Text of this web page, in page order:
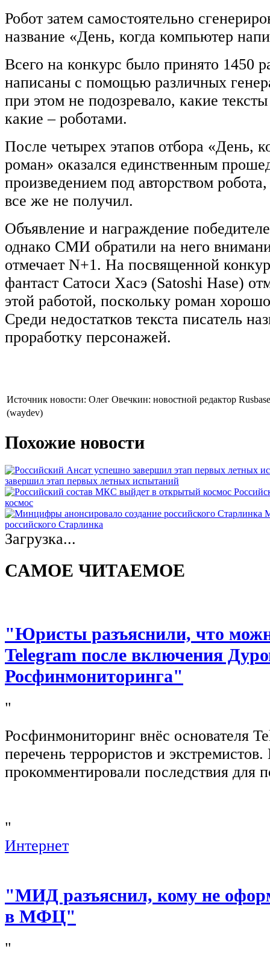
Робот затем самостоятельно
название «День, когда компьютер
Всего на конкурс было принято 1450
написаны с помощью различных
при этом не подозревало, какие
какие – роботами.
После четырех этапов отбора «День,
роман» оказался единственным
произведением под авторством
все же не получил.
Объявление и награждение
однако СМИ обратили на него
отмечает N+1. На посвященной
фантаст Сатоси Хасэ (Satoshi Hase)
этой работой, поскольку роман
Среди недостатков текста писатель
проработку персонажей.
Источник новости: Олег Овечкин: новостной редактор Rusbase
(waydev)
Похожие новости
завершил этап первых летных испытаний
космос
российского Старлинка
Загрузка...
САМОЕ ЧИТАЕМОЕ
"Юристы разъяснили, что
Telegram после включения
Росфинмониторинга"
"
Росфинмониторинг внёс основателя
перечень террористов и
прокомментировали последствия для
"
Интернет
"МИД разъяснил, кому не
в МФЦ"
"